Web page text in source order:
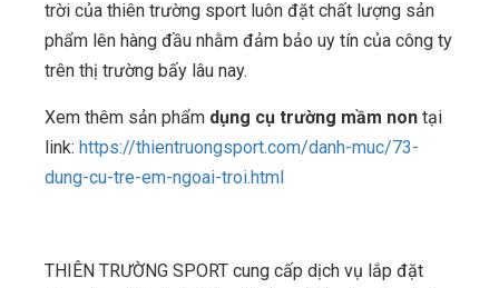
trời của thiên trường sport luôn đặt chất lượng sản
phẩm lên hàng đầu nhằm đảm bảo uy tín của công ty
trên thị trường bấy lâu nay.
Xem thêm sản phẩm dụng cụ trường mầm non tại
link: https://thientruongsport.com/danh-muc/73-
dung-cu-tre-em-ngoai-troi.html
THIÊN TRƯỜNG SPORT cung cấp dịch vụ lắp đặt